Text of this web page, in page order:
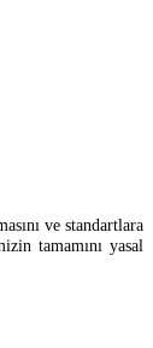
ve standartlara
tamamını yasal